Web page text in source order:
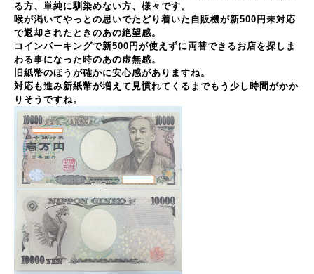
る方、単純に馴染めない方、様々です。
喉が渇いてやっとの思いでたどり着いた自販機が新500円未対応
で返却されたときのあの絶望感。
コインパーキングで新500円が使えずに両替できるお店を探しま
わる事になった時のあの虚無感。
旧紙幣のほうが確かに安心感がありますね。
対応も進み新紙幣が増えて見慣れてくるまでもう少し時間がかか
りそうですね。